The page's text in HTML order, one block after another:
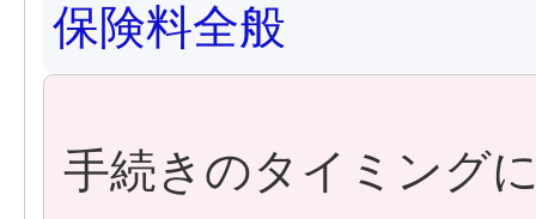
保険料全般
手続きのタイミング